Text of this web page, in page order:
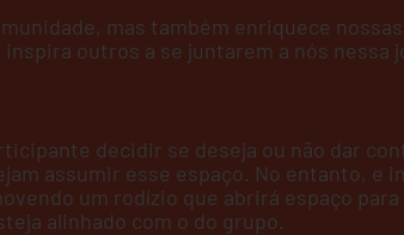
mas também enriquece
outros a se juntarem a nós nessa
decidir se deseja ou não dar
assumir esse espaço. No entanto, e
um rodízio que abrirá espaço
alinhado com o do grupo.